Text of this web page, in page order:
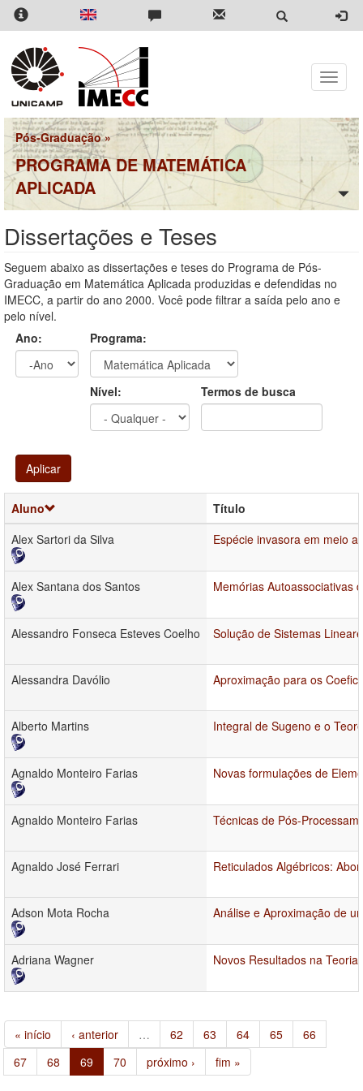
Pular
para
conteúdo
principal
Toggle
Pós-Graduação»
PROGRAMA DE MATEMÁTICA
APLICADA
Dissertações e Teses
Seguem abaixo as dissertações e teses do Programa de Pós-
Graduação em Matemática Aplicada produzidas e defendidas no
IMECC, a partir do ano 2000. Você pode filtrar a saída pelo ano e
pelo nível.
Ano:
Programa:
Nível: Termos de busca
Aplicar
Aluno
Título
Alex Sartori da Silva
Espécie invasora em meio
Alex Santana dos Santos Memórias Autoassociativas
Alessandro Fonseca Esteves Coelho Solução de Sistemas
Alessandra Davólio Aproximação para os
Alberto Martins Integral de Sugeno e o
Agnaldo Monteiro Farias Novas formulações de
Agnaldo Monteiro Farias Técnicas de Pós-
Agnaldo José Ferrari Reticulados Algébricos:
Adson Mota Rocha Análise e Aproximação de
Adriana Wagner Novos Resultados na
« início ‹ anterior … 62 63 64 65
66
67
68 69 70 próximo › fim »